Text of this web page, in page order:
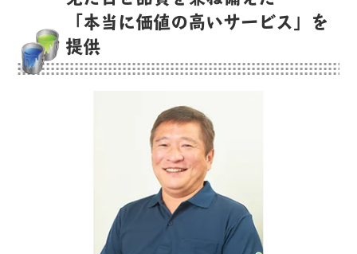
「本当に価値の高いサービス」を
提供